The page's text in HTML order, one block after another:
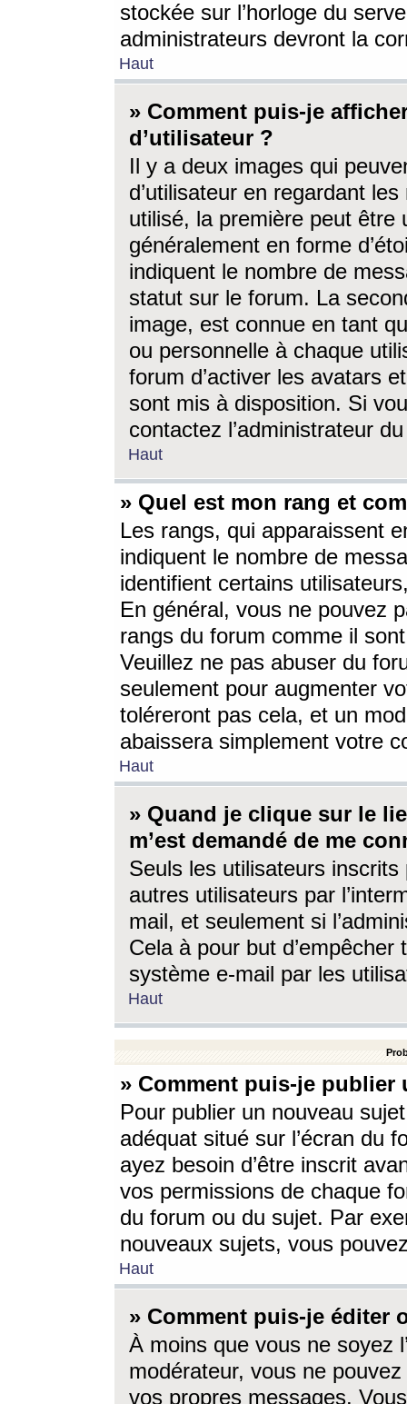
stockée sur l’horloge du
administrateurs devront la
Haut
» Comment puis-je
d’utilisateur ?
Il y a deux images qui
d’utilisateur en regardant
utilisé, la première peut être
généralement en forme
indiquent le nombre de
statut sur le forum. La
image, est connue en tant
ou personnelle à chaque
forum d’activer les avatars
sont mis à disposition. Si
contactez l’administrateur
Haut
» Quel est mon rang et
Les rangs, qui apparaissent
indiquent le nombre de
identifient certains
En général, vous ne pouvez
rangs du forum comme il
Veuillez ne pas abuser du
seulement pour augmenter
toléreront pas cela, et un
abaissera simplement votre
Haut
» Quand je clique sur le
m’est demandé de me
Seuls les utilisateurs
autres utilisateurs par
mail, et seulement si
Cela à pour but
système e-mail par les
Haut
» Comment puis-je
Pour publier un nouveau
adéquat situé sur l’écran du
ayez besoin d’être inscrit
vos permissions de chaque
du forum ou du sujet. Par
nouveaux sujets, vous
Haut
» Comment puis-je éditer
À moins que vous ne soyez
modérateur, vous ne
vos propres messages.